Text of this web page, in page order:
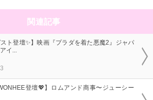
関連記事
スト登壇✨】映画『プラダを着た悪魔2』ジャパ
イ...
登壇💖】ロムアンド商事〜ジューシー